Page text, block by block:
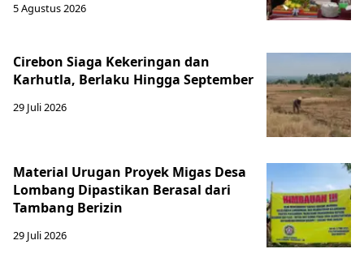
5 Agustus 2026
Cirebon Siaga Kekeringan dan
Karhutla, Berlaku Hingga September
29 Juli 2026
Material Urugan Proyek Migas Desa
Lombang Dipastikan Berasal dari
Tambang Berizin
29 Juli 2026